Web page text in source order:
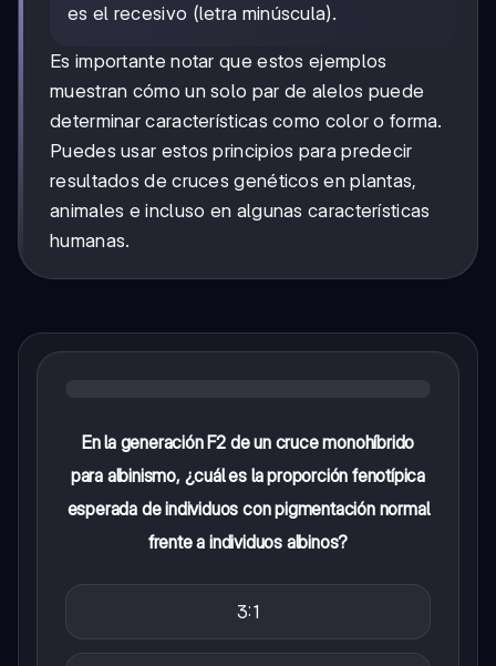
es el recesivo (letra minúscula).
Es importante notar que estos ejemplos
muestran cómo un solo par de alelos puede
determinar características como color o forma.
Puedes usar estos principios para predecir
resultados de cruces genéticos en plantas,
animales e incluso en algunas características
humanas.
En la generación F2 de un cruce monohíbrido
para albinismo, ¿cuál es la proporción fenotípica
esperada de individuos con pigmentación normal
frente a individuos albinos?
3:1